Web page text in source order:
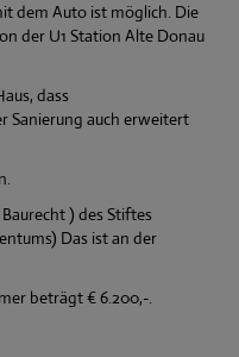
dem Auto ist möglich. Die
der U1 Station Alte Donau
dass
Sanierung auch erweitert
) des Stiftes
Das ist an der
beträgt € 6.200,-.